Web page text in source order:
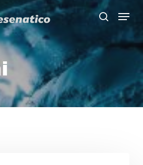
search
Menu
Close
Menu